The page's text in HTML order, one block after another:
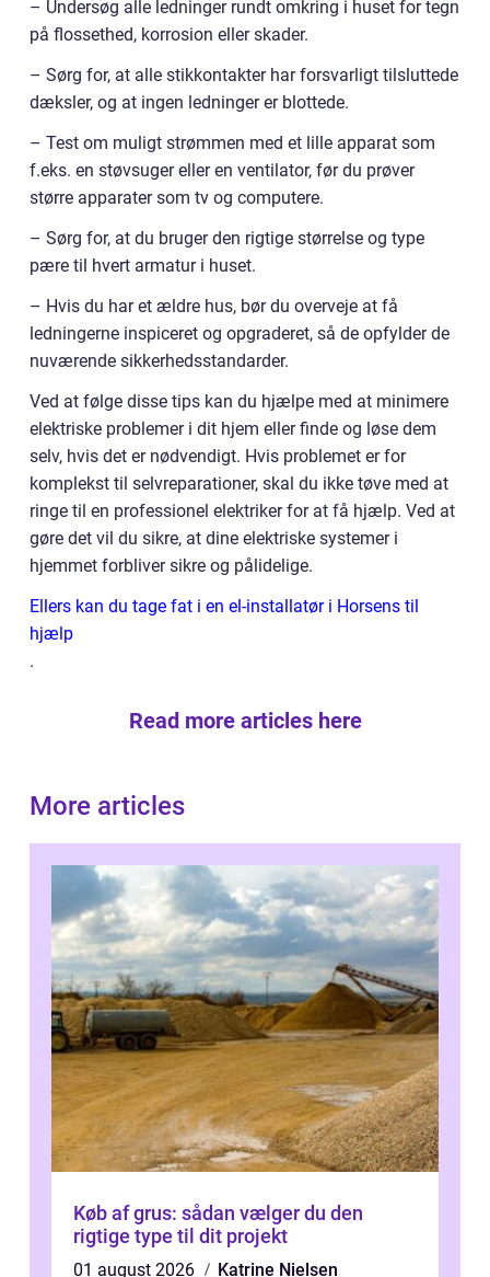
– Undersøg alle ledninger rundt omkring i huset for tegn
på flossethed, korrosion eller skader.
– Sørg for, at alle stikkontakter har forsvarligt tilsluttede
dæksler, og at ingen ledninger er blottede.
– Test om muligt strømmen med et lille apparat som
f.eks. en støvsuger eller en ventilator, før du prøver
større apparater som tv og computere.
– Sørg for, at du bruger den rigtige størrelse og type
pære til hvert armatur i huset.
– Hvis du har et ældre hus, bør du overveje at få
ledningerne inspiceret og opgraderet, så de opfylder de
nuværende sikkerhedsstandarder.
Ved at følge disse tips kan du hjælpe med at minimere
elektriske problemer i dit hjem eller finde og løse dem
selv, hvis det er nødvendigt. Hvis problemet er for
komplekst til selvreparationer, skal du ikke tøve med at
ringe til en professionel elektriker for at få hjælp. Ved at
gøre det vil du sikre, at dine elektriske systemer i
hjemmet forbliver sikre og pålidelige.
Ellers kan du tage fat i en el-installatør i Horsens til
hjælp
.
Read more articles here
More articles
Køb af grus: sådan vælger du den
rigtige type til dit projekt
01 august 2026 Katrine Nielsen